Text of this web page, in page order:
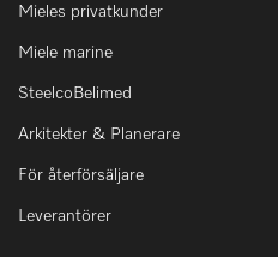
Mieles privatkunder
Miele marine
SteelcoBelimed
Arkitekter & Planerare
För återförsäljare
Leverantörer